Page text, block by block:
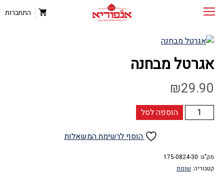
התחברות
אגרטל מבחנה
₪29.90
כמות
של
הוספה לסל
הוסף לרשימת המשאלות
מק"ט: 175-0824-30
קטגוריה: שונות